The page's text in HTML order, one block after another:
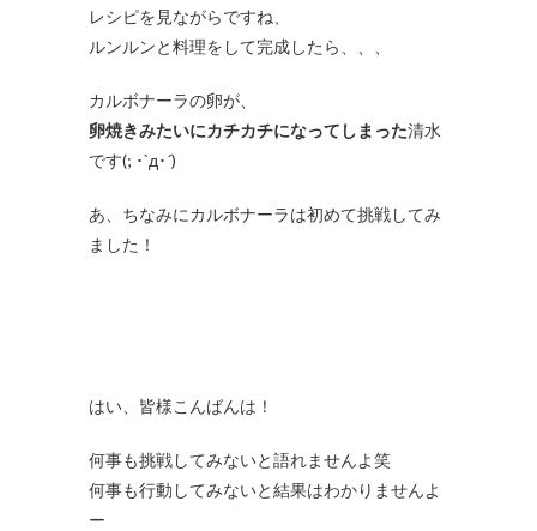
レシピを見ながらですね、
ルンルンと料理をして完成したら、、、
カルボナーラの卵が、
卵焼きみたいにカチカチになってしまった清水
です(; ･`д･´)
あ、ちなみにカルボナーラは初めて挑戦してみ
ました！
はい、皆様こんばんは！
何事も挑戦してみないと語れませんよ笑
何事も行動してみないと結果はわかりませんよ
ー